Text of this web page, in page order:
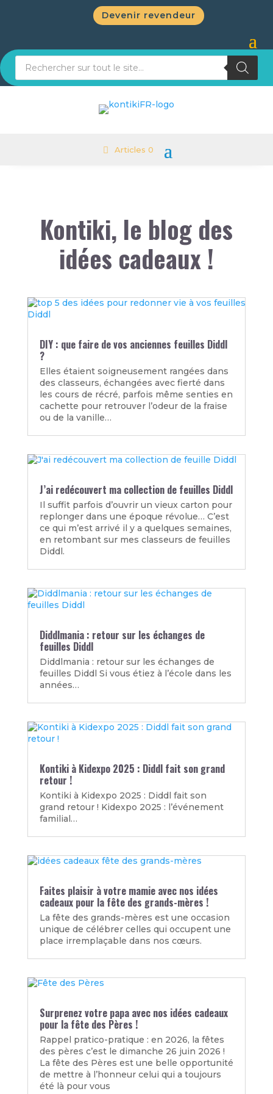
Devenir revendeur
Articles 0
Kontiki, le blog des
idées cadeaux !
DIY : que faire de vos anciennes feuilles Diddl
?
Elles étaient soigneusement rangées dans
des classeurs, échangées avec fierté dans
les cours de récré, parfois même senties en
cachette pour retrouver l’odeur de la fraise
ou de la vanille…
J’ai redécouvert ma collection de feuilles Diddl
Il suffit parfois d’ouvrir un vieux carton pour
replonger dans une époque révolue… C’est
ce qui m’est arrivé il y a quelques semaines,
en retombant sur mes classeurs de feuilles
Diddl.
Diddlmania : retour sur les échanges de
feuilles Diddl
Diddlmania : retour sur les échanges de
feuilles Diddl Si vous étiez à l’école dans les
années…
Kontiki à Kidexpo 2025 : Diddl fait son grand
retour !
Kontiki à Kidexpo 2025 : Diddl fait son
grand retour ! Kidexpo 2025 : l’événement
familial…
Faites plaisir à votre mamie avec nos idées
cadeaux pour la fête des grands-mères !
La fête des grands-mères est une occasion
unique de célébrer celles qui occupent une
place irremplaçable dans nos cœurs.
Surprenez votre papa avec nos idées cadeaux
pour la fête des Pères !
Rappel pratico-pratique : en 2026, la fêtes
des pères c’est le dimanche 26 juin 2026 !
La fête des Pères est une belle opportunité
de mettre à l’honneur celui qui a toujours
été là pour vous